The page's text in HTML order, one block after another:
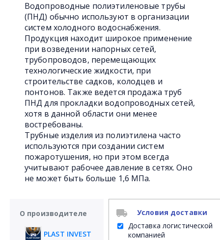
Водопроводные полиэтиленовые трубы
(ПНД) обычно используют в организации
систем холодного водоснабжения.
Продукция находит широкое применение
при возведении напорных сетей,
трубопроводов, перемещающих
технологические жидкости, при
строительстве садков, колодцев и
понтонов. Также ведется продажа труб
ПНД для прокладки водопроводных сетей,
хотя в данной области они менее
востребованы.
Трубные изделия из полиэтилена часто
используются при создании систем
пожаротушения, но при этом всегда
учитывают рабочее давление в сетях. Оно
не может быть больше 1,6 МПа.
О производителе
PLAST INVEST
Условия доставки
Доставка логистической
компанией